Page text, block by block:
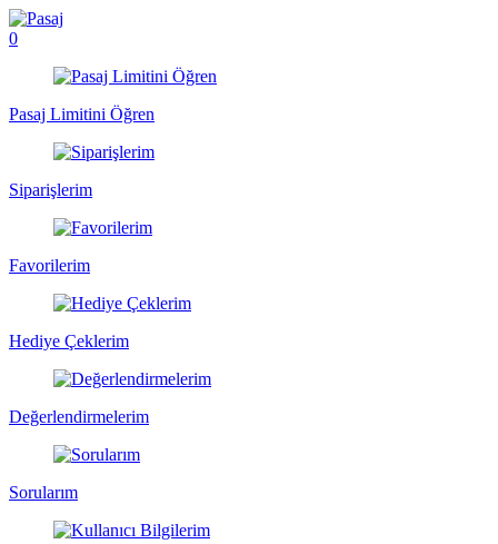
0
Pasaj Limitini Öğren
Siparişlerim
Favorilerim
Hediye Çeklerim
Değerlendirmelerim
Sorularım